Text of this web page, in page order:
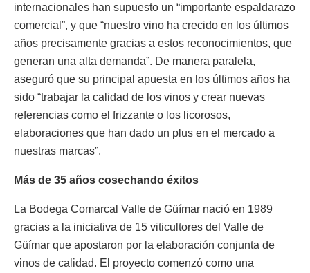
internacionales han supuesto un “importante espaldarazo
comercial”, y que “nuestro vino ha crecido en los últimos
años precisamente gracias a estos reconocimientos, que
generan una alta demanda”. De manera paralela,
aseguró que su principal apuesta en los últimos años ha
sido “trabajar la calidad de los vinos y crear nuevas
referencias como el frizzante o los licorosos,
elaboraciones que han dado un plus en el mercado a
nuestras marcas”.
Más de 35 años cosechando éxitos
La Bodega Comarcal Valle de Güímar nació en 1989
gracias a la iniciativa de 15 viticultores del Valle de
Güímar que apostaron por la elaboración conjunta de
vinos de calidad. El proyecto comenzó como una